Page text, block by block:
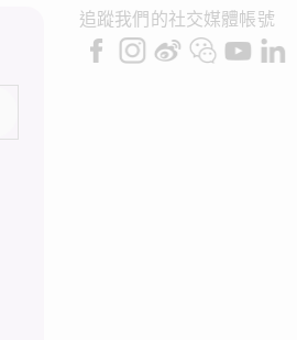
追蹤我們的社交媒體帳號